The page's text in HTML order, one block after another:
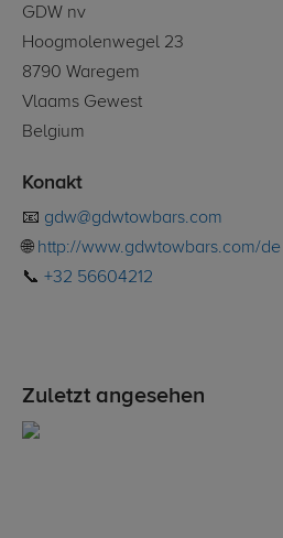
GDW nv
Hoogmolenwegel 23
8790 Waregem
Vlaams Gewest
Belgium
Konakt
📧 gdw@gdwtowbars.com
🌐 http://www.gdwtowbars.com/de
📞 +32 56604212
Zuletzt angesehen